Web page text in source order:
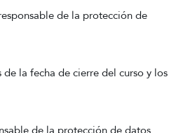
de la protección de
de la fecha de cierre del curso y los
de la protección de datos